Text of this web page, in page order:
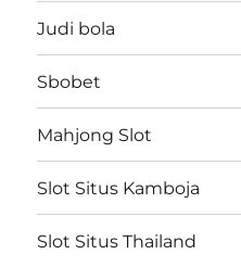
Judi bola
Sbobet
Mahjong Slot
Slot Situs Kamboja
Slot Situs Thailand